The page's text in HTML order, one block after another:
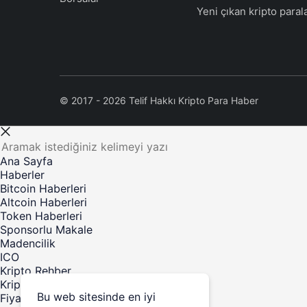
ENA
Treasury Fund
JUST
Quant QNT
​​Stable
Bu web sitesinde en iyi
Yeni çıkan kripto
© 2017 - 2026 Telif Hakkı Kripto Para Haber
Ana Sayfa
Haberler
Bitcoin Haberleri
Altcoin Haberleri
Token Haberleri
Sponsorlu Makale
Madencilik
ICO
Kripto Rehber
Kripto satın al
Fiyat Tahmini